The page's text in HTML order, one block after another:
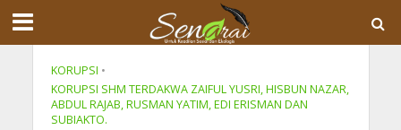
KORUPSI •
KORUPSI SHM TERDAKWA ZAIFUL YUSRI, HISBUN NAZAR,
ABDUL RAJAB, RUSMAN YATIM, EDI ERISMAN DAN
SUBIAKTO.